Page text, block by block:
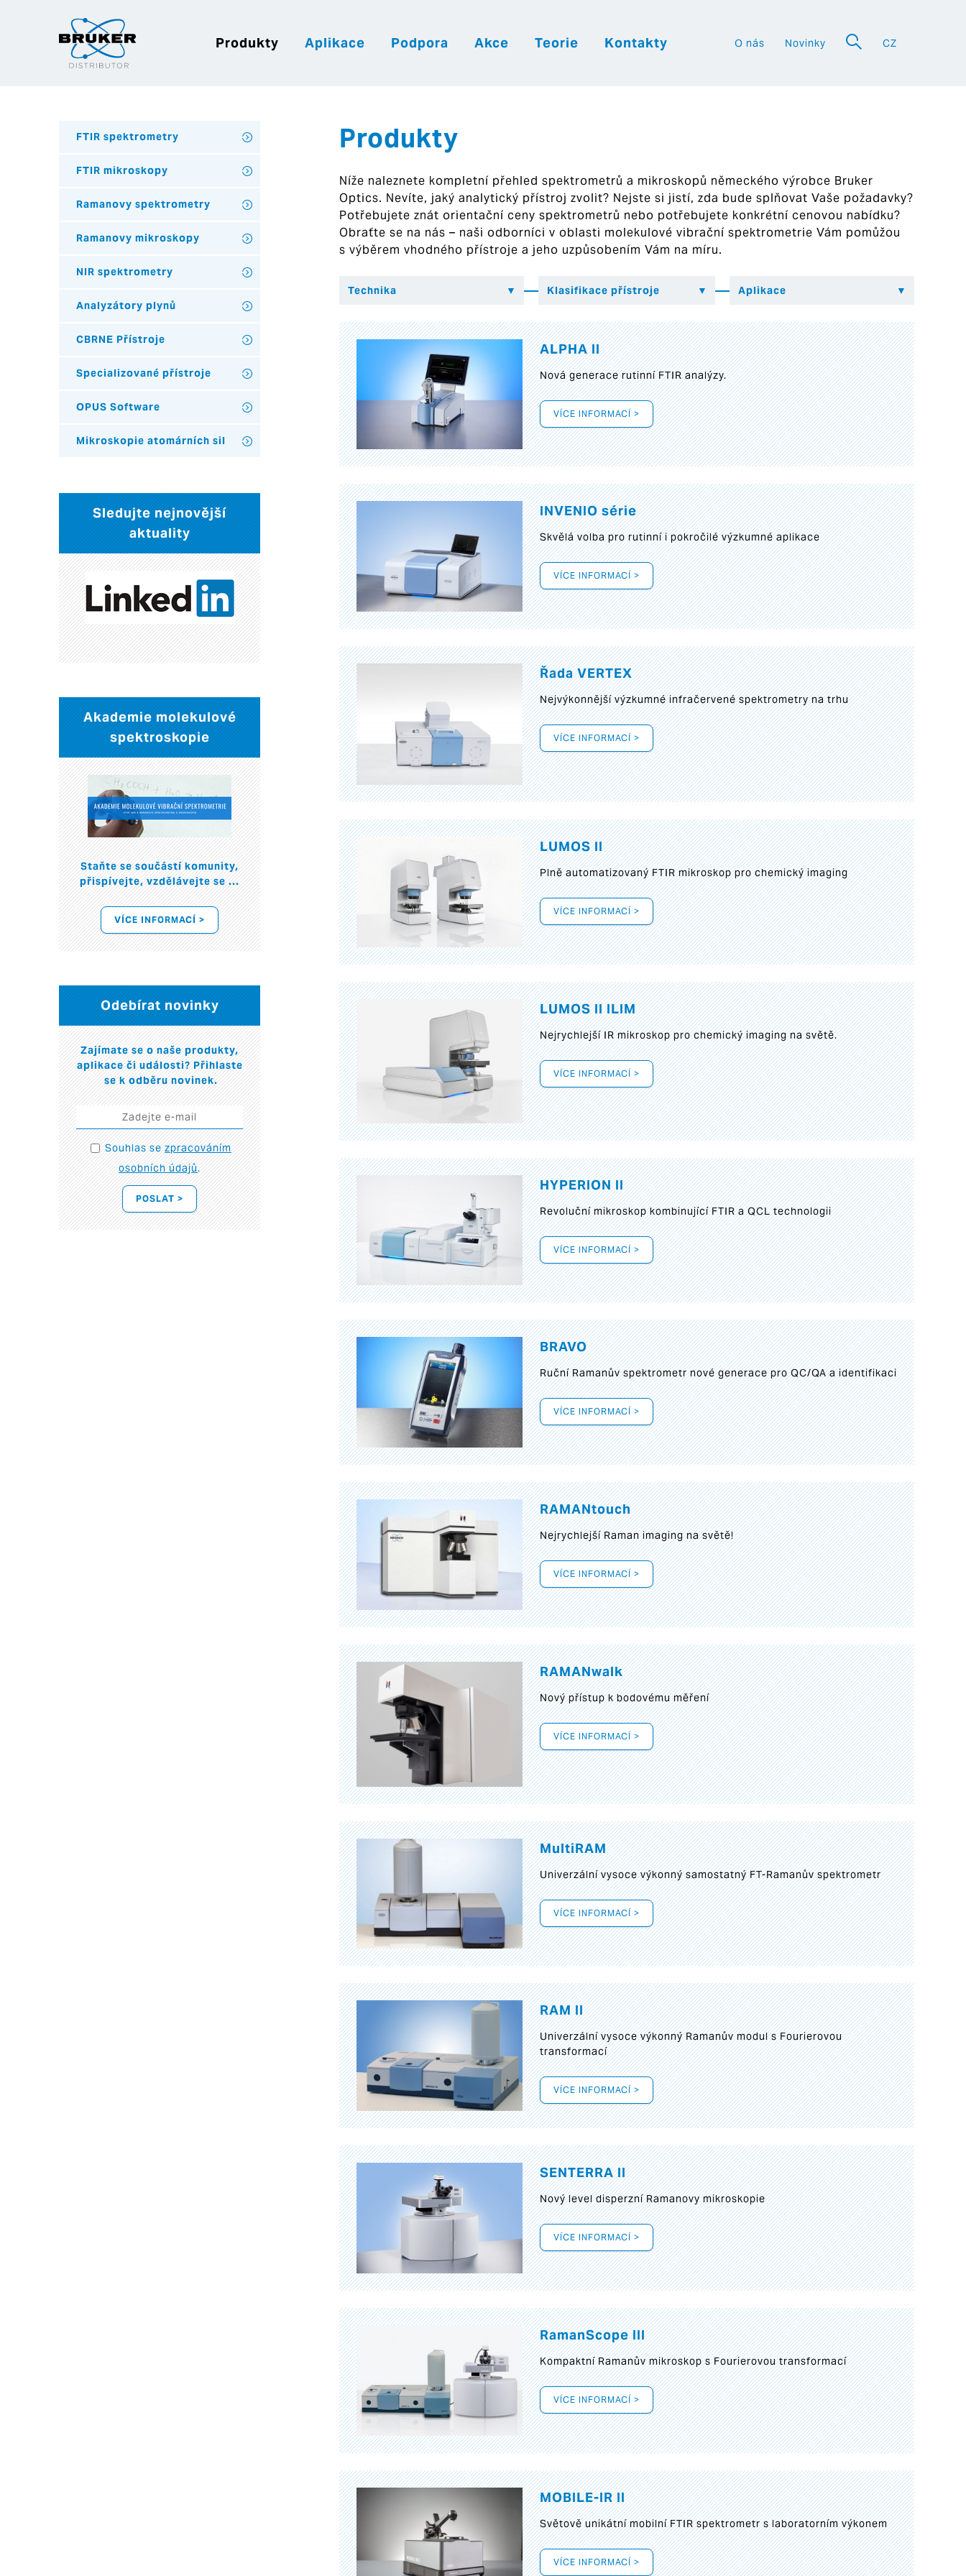
Produkty Aplikace Podpora Akce Teorie Kontakty O nás Novinky CZ
Produkty
Níže naleznete kompletní přehled spektrometrů a mikroskopů německého výrobce Bruker
Optics. Nevíte, jaký analytický přístroj zvolit? Nejste si jistí, zda bude splňovat Vaše požadavky?
Potřebujete znát orientační ceny spektrometrů nebo potřebujete konkrétní cenovou nabídku?
Obraťte se na nás – naši odborníci v oblasti molekulové vibrační spektrometrie Vám pomůžou
s výběrem vhodného přístroje a jeho uzpůsobením Vám na míru.
ALPHA II
Nová generace rutinní FTIR analýzy.
VÍCE INFORMACÍ >
INVENIO série
Skvělá volba pro rutinní i pokročilé výzkumné aplikace
VÍCE INFORMACÍ >
Řada VERTEX
Nejvýkonnější výzkumné infračervené spektrometry na trhu
VÍCE INFORMACÍ >
LUMOS II
Plně automatizovaný FTIR mikroskop pro chemický imaging
VÍCE INFORMACÍ >
LUMOS II ILIM
Nejrychlejší IR mikroskop pro chemický imaging na světě.
VÍCE INFORMACÍ >
HYPERION II
Revoluční mikroskop kombinující FTIR a QCL technologii
VÍCE INFORMACÍ >
BRAVO
Ruční Ramanův spektrometr nové generace pro QC/QA a identifikaci
VÍCE INFORMACÍ >
RAMANtouch
Nejrychlejší Raman imaging na světě!
VÍCE INFORMACÍ >
RAMANwalk
Nový přístup k bodovému měření
VÍCE INFORMACÍ >
MultiRAM
Univerzální vysoce výkonný samostatný FT-Ramanův spektrometr
VÍCE INFORMACÍ >
RAM II
Univerzální vysoce výkonný Ramanův modul s Fourierovou
transformací
VÍCE INFORMACÍ >
SENTERRA II
Nový level disperzní Ramanovy mikroskopie
VÍCE INFORMACÍ >
RamanScope III
Kompaktní Ramanův mikroskop s Fourierovou transformací
VÍCE INFORMACÍ >
MOBILE-IR II
Světově unikátní mobilní FTIR spektrometr s laboratorním výkonem
VÍCE INFORMACÍ >
FTIR spektrometry
FTIR mikroskopy
Ramanovy spektrometry
Ramanovy mikroskopy
NIR spektrometry
Analyzátory plynů
CBRNE Přístroje
Specializované přístroje
OPUS Software
Mikroskopie atomárních sil
Sledujte nejnovější
aktuality
Akademie molekulové
spektroskopie
Staňte se součástí komunity,
přispívejte, vzdělávejte se ...
VÍCE INFORMACÍ >
Odebírat novinky
Zajímate se o naše produkty,
aplikace či události? Přihlaste
se k odběru novinek.
Souhlas sezpracováním
osobních údajů.
POSLAT >